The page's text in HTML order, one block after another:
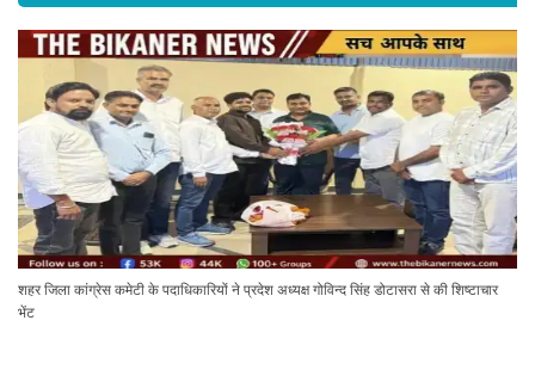
शहर जिला कांग्रेस कमेटी के पदाधिकारियों ने प्रदेश अध्यक्ष गोविन्द सिंह डोटासरा से की शिष्टाचार
भेंट